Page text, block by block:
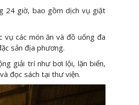
24 giờ, bao gồm dịch vụ giặt
vụ các món ăn và đồ uống đa
sản địa phương.
giải trí như bơi lội, lặn biển,
đọc sách tại thư viện.